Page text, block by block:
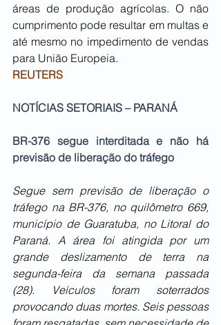
áreas de produção agrícolas. O não
cumprimento pode resultar em multas e
até mesmo no impedimento de vendas
para União Europeia.
REUTERS
NOTÍCIAS SETORIAIS – PARANÁ
BR-376 segue interditada e não há
previsão de liberação do tráfego
Segue sem previsão de liberação o
tráfego na BR-376, no quilômetro 669,
município de Guaratuba, no Litoral do
Paraná. A área foi atingida por um
grande deslizamento de terra na
segunda-feira da semana passada
(28). Veículos foram soterrados
provocando duas mortes. Seis pessoas